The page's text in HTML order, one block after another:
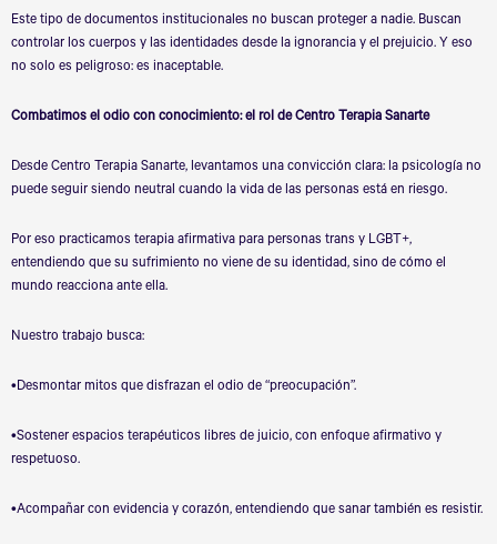
Este tipo de documentos institucionales no buscan proteger a nadie. Buscan
controlar los cuerpos y las identidades desde la ignorancia y el prejuicio. Y eso
no solo es peligroso: es inaceptable.
Combatimos el odio con conocimiento: el rol de Centro Terapia Sanarte
Desde Centro Terapia Sanarte, levantamos una convicción clara: la psicología no
puede seguir siendo neutral cuando la vida de las personas está en riesgo.
Por eso practicamos terapia afirmativa para personas trans y LGBT+,
entendiendo que su sufrimiento no viene de su identidad, sino de cómo el
mundo reacciona ante ella.
Nuestro trabajo busca:
•Desmontar mitos que disfrazan el odio de “preocupación”.
•Sostener espacios terapéuticos libres de juicio, con enfoque afirmativo y
respetuoso.
•Acompañar con evidencia y corazón, entendiendo que sanar también es resistir.